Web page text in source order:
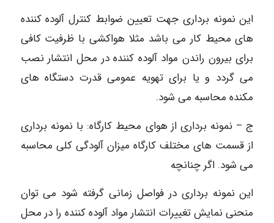
این نمونه برداری جهت تعیین ضوابط کنترل آلوده کننده
های محیط کار می باشد مثلا هواکشی با ظرفیت کافی
برای بیرون راندن مواد آلوده کننده در محل انتشار نصب
می گردد و یا برای تهویه عمومی قدرت دستگاه های
مکنده محاسبه می شود.
ج – نمونه برداری از هوای محیط کارگاه: با نمونه برداری
از قسمت های مختلف کارگاه میزان آلودگی کلی محاسبه
می شود. اگر چنانچه
این نمونه برداری در فواصل زمانی گرفته شود می توان
منحنی نمایش تغییرات انتشار مواد آلوده کننده را در محل